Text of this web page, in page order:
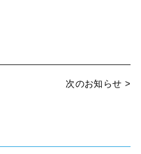
次のお知らせ >